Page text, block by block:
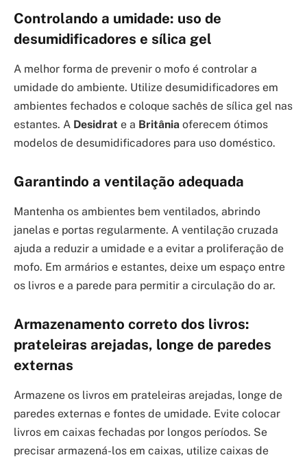
Controlando a umidade: uso de
desumidificadores e sílica gel
A melhor forma de prevenir o mofo é controlar a
umidade do ambiente. Utilize desumidificadores em
ambientes fechados e coloque sachês de sílica gel nas
estantes. A Desidrat e a Britânia oferecem ótimos
modelos de desumidificadores para uso doméstico.
Garantindo a ventilação adequada
Mantenha os ambientes bem ventilados, abrindo
janelas e portas regularmente. A ventilação cruzada
ajuda a reduzir a umidade e a evitar a proliferação de
mofo. Em armários e estantes, deixe um espaço entre
os livros e a parede para permitir a circulação do ar.
Armazenamento correto dos livros:
prateleiras arejadas, longe de paredes
externas
Armazene os livros em prateleiras arejadas, longe de
paredes externas e fontes de umidade. Evite colocar
livros em caixas fechadas por longos períodos. Se
precisar armazená-los em caixas, utilize caixas de